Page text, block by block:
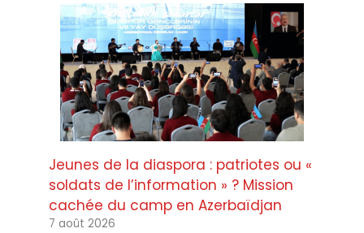
Jeunes de la diaspora : patriotes ou «
soldats de l’information » ? Mission
cachée du camp en Azerbaïdjan
7 août 2026